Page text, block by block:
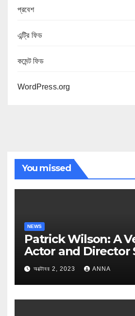
প্রবেশ
এন্ট্রি ফিড
কমেন্ট ফিড
WordPress.org
You missed
NEWS
Patrick Wilson: A
Actor and Director
Hollywood
অক্টোবর 2, 2023 ANNA